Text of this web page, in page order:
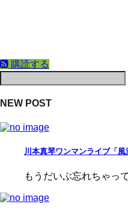
購読する
NEW POST
川本真琴ワンマンライブ「
もうだいぶ忘れちゃっ